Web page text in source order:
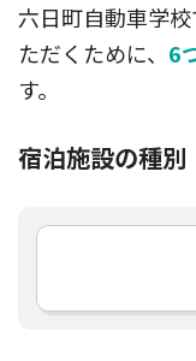
六日町自動車学
ただくために、 6
す。
宿泊施設の種別